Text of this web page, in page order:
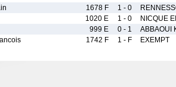
1678 F 1 - 0
1020 E
1 - 0 NICQUE
999 E
0 - 1 ABBAOUI
1742 F 1 - F EXEMPT